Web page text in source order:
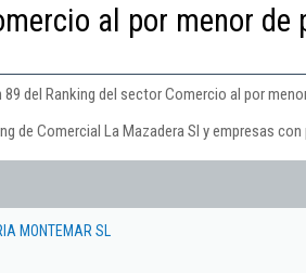
al por menor de
del Ranking del sector Comercio al por
de Comercial La Mazadera Sl y empresas
MONTEMAR SL